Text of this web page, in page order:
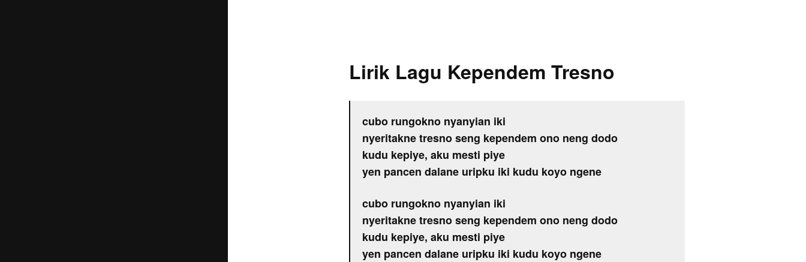
Lirik Lagu Kependem Tresno
cubo rungokno nyanyian iki
nyeritakne tresno seng kependem ono neng dodo
kudu kepiye, aku mesti piye
yen pancen dalane uripku iki kudu koyo ngene
cubo rungokno nyanyian iki
nyeritakne tresno seng kependem ono neng dodo
kudu kepiye, aku mesti piye
yen pancen dalane uripku iki kudu koyo ngene